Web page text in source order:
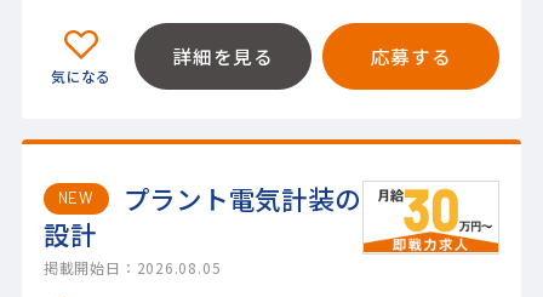
詳細を見る 応募する
NEW
プラント電気計装の
設計
掲載開始日：2026.08.05